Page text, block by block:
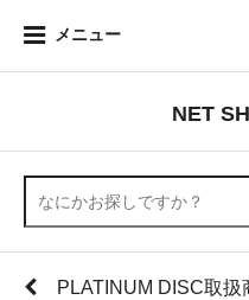
メニュー
NET
PLATINUM DISC取扱